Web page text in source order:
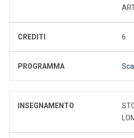
CREDITI 6
PROGRAMMA
INSEGNAMENTO